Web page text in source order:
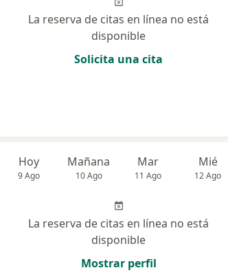
La reserva de citas en línea no está
disponible
Solicita una cita
Hoy
9 Ago
Mañana
10 Ago
Mar
11 Ago
Mié
12 Ago
La reserva de citas en línea no está
disponible
Mostrar perfil